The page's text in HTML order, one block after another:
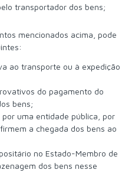
transportador dos bens;
mencionados acima, pode
ao transporte ou à expedição
do pagamento do
bens;
uma entidade pública, por
a chegada dos bens ao
no Estado-Membro de
dos bens nesse